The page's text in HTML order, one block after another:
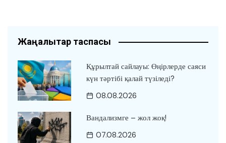
Жаңалықтар таспасы
Құрылтай сайлауы: Өңірлерде саяси
күн тәртібі қалай түзіледі?
08.08.2026
Вандализмге – жол жоқ!
07.08.2026